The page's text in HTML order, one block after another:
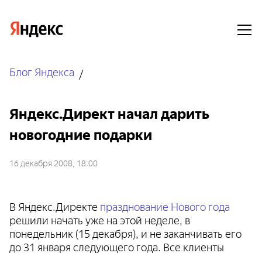
Блог Яндекса
Яндекс.Директ начал дарить
новогодние подарки
16 декабря 2008, 18:00
В Яндекс.Директе празднование Нового года
решили начать уже на этой неделе, в
понедельник (15 декабря), и не заканчивать его
до 31 января следующего года. Все клиенты